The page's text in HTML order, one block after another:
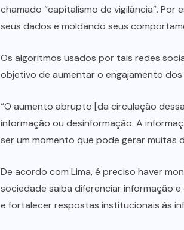
chamado “capitalismo de vigilância”.
seus dados e moldando seus
Os algoritmos usados por tais redes
objetivo de aumentar o engajamento
“O aumento abrupto [da circulação
informação ou desinformação. A
ser um momento que pode gerar muitas
De acordo com Lima, é preciso haver
sociedade saiba diferenciar informação
e fortalecer respostas institucionais às